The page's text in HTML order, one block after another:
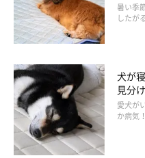
いぬのきもち投稿写真ギャラリー
愛犬がヤキモチをやいている
じらしくて可愛い」と感じる
暑い季
したが
犬が
見分
愛犬が
か病気